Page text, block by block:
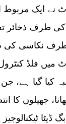
نے ایک مربوط
کی طرف ذخائر
نکاسی کی
میں فلڈ
کیا گیا ہے،
جھیلوں
ڈیٹا